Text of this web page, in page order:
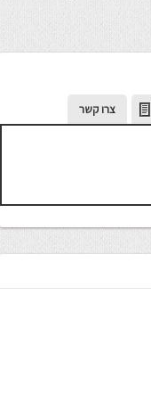
צרו קשר